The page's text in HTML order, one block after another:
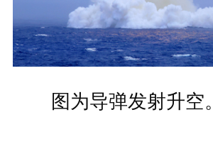
图为导弹发射升空。